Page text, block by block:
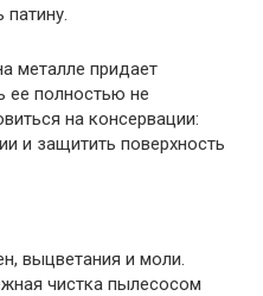
металле придает
ее полностью не
на консервации:
и защитить поверхность
выцветания и моли.
чистка пылесосом